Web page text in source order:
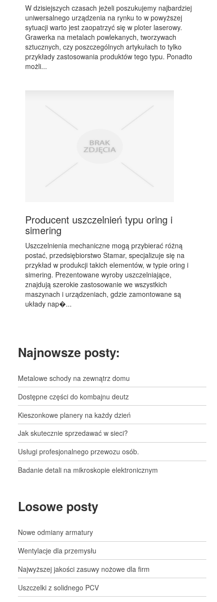
W dzisiejszych czasach jeżeli poszukujemy najbardziej
uniwersalnego urządzenia na rynku to w powyższej
sytuacji warto jest zaopatrzyć się w ploter laserowy.
Grawerka na metalach powlekanych, tworzywach
sztucznych, czy poszczególnych artykułach to tylko
przykłady zastosowania produktów tego typu. Ponadto
możli...
Producent uszczelnień typu oring i
simering
Uszczelnienia mechaniczne mogą przybierać różną
postać, przedsiębiorstwo Stamar, specjalizuje się na
przykład w produkcji takich elementów, w typie oring i
simering. Prezentowane wyroby uszczelniające,
znajdują szerokie zastosowanie we wszystkich
maszynach i urządzeniach, gdzie zamontowane są
układy nap�...
Najnowsze posty:
Metalowe schody na zewnątrz domu
Dostępne części do kombajnu deutz
Kieszonkowe planery na każdy dzień
Jak skutecznie sprzedawać w sieci?
Usługi profesjonalnego przewozu osób.
Badanie detali na mikroskopie elektronicznym
Losowe posty
Nowe odmiany armatury
Wentylacje dla przemysłu
Najwyższej jakości zasuwy nożowe dla firm
Uszczelki z solidnego PCV